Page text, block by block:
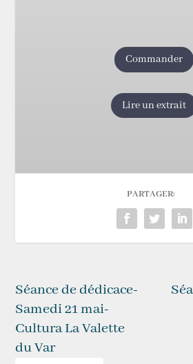
Commander
Lire un extrait
PARTAGER:
Séance de dédicace-
Samedi 21 mai-
Cultura La Valette
du Var